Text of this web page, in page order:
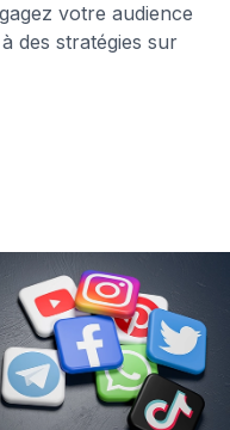
votre audience
des stratégies sur